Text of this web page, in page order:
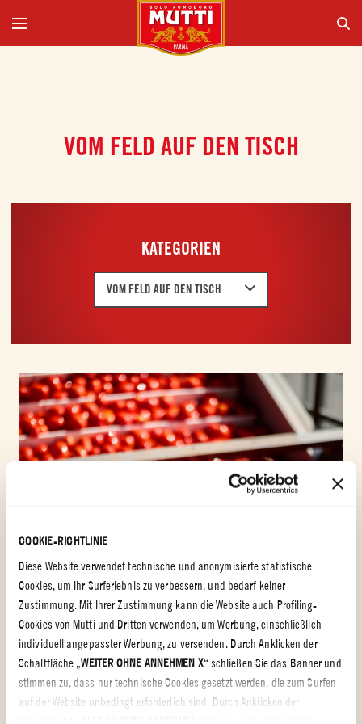
COOKIE-RICHTLINIE
Diese Website verwendet technische und anonymisierte statistische
Cookies, um Ihr Surferlebnis zu verbessern, und bedarf keiner
Zustimmung. Mit Ihrer Zustimmung kann die Website auch Profiling-
Cookies von Mutti und Dritten verwenden, um Werbung, einschließlich
individuell angepasster Werbung, zu versenden. Durch Anklicken der
Schaltfläche „WEITER OHNE ANNEHMEN X“ schließen Sie das Banner und
stimmen zu, dass nur technische Cookies gesetzt werden, die zum Surfen
auf der Website unbedingt erforderlich sind. Durch Anklicken der
VOM FELD AUF DEN TISCH
KATEGORIEN
VOM FELD AUF DEN TISCH
SEPTEMBER 2, 2020 VOM FELD AUF DEN TISCH
EIN BLICK HINTER DIE KULISSEN: DIE ERNTE LIVE
ERLEBEN!
ERFAHREN SIE MEHR